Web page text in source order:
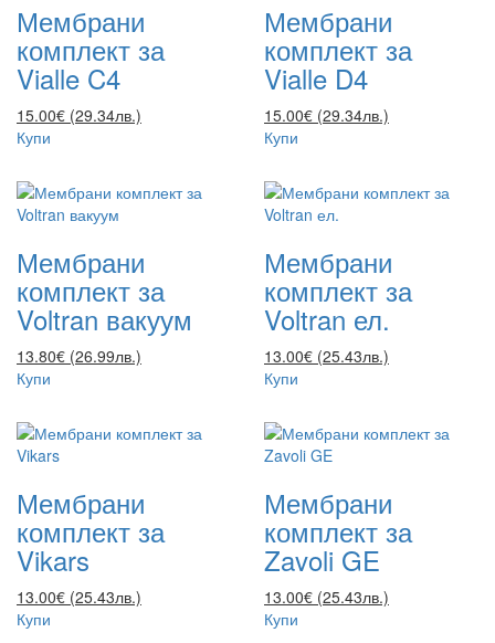
Мембрани
комплект за
Vialle C4
15.00€ (29.34лв.)
Купи
Мембрани
комплект за
Vialle D4
15.00€ (29.34лв.)
Купи
Мембрани
комплект за
Voltran вакуум
13.80€ (26.99лв.)
Купи
Мембрани
комплект за
Voltran ел.
13.00€ (25.43лв.)
Купи
Мембрани
комплект за
Vikars
13.00€ (25.43лв.)
Купи
Мембрани
комплект за
Zavoli GE
13.00€ (25.43лв.)
Купи